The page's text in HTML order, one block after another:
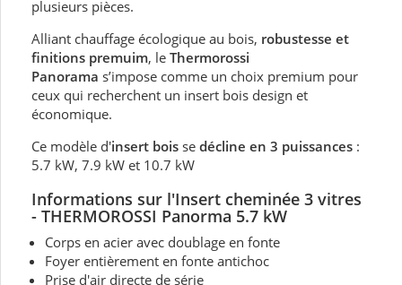
plusieurs pièces.
Alliant chauffage écologique au bois, robustesse et
finitions premuim, le Thermorossi
Panorama s’impose comme un choix premium pour
ceux qui recherchent un insert bois design et
économique.
Ce modèle d'insert bois se décline en 3 puissances :
5.7 kW, 7.9 kW et 10.7 kW
Informations sur l'Insert cheminée 3 vitres
- THERMOROSSI Panorma 5.7 kW
Corps en acier avec doublage en fonte
Foyer entièrement en fonte antichoc
Prise d'air directe de série